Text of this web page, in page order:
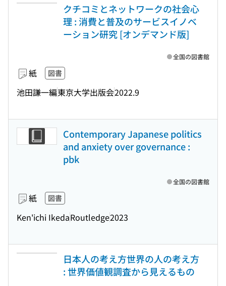
クチコミとネットワークの社会心
理 : 消費と普及のサービスイノベ
ーション研究 [オンデマンド版]
紙 図書
池田謙一編東京大学出版会2022.9
全国の図書館
Contemporary Japanese politics
and anxiety over governance :
pbk
紙 図書
Ken'ichi IkedaRoutledge2023
全国の図書館
日本人の考え方世界の人の考え方
: 世界価値観調査から見えるもの